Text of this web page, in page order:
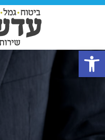
פתח סרגל נגישות